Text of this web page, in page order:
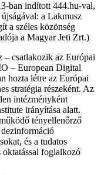
ban indított 444.hu-val,
a Lakmusz
a széles közönség
a Magyar Jeti Zrt.)
– csatlakozik az Európai
– European Digital
hozta létre az Európai
stratégia részeként. Az
intézményként
irányítása alatt.
tényellenőrző
és a tudatos
oktatással foglalkozó